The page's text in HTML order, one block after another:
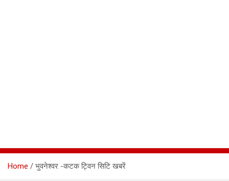
Home भुवनेश्वर -कटक ट्विन सिटि खबरें